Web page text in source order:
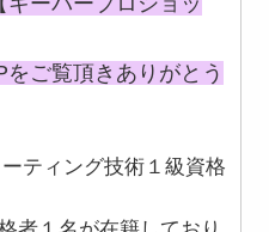
ご覧頂きありがとう
ティング技術１級資格